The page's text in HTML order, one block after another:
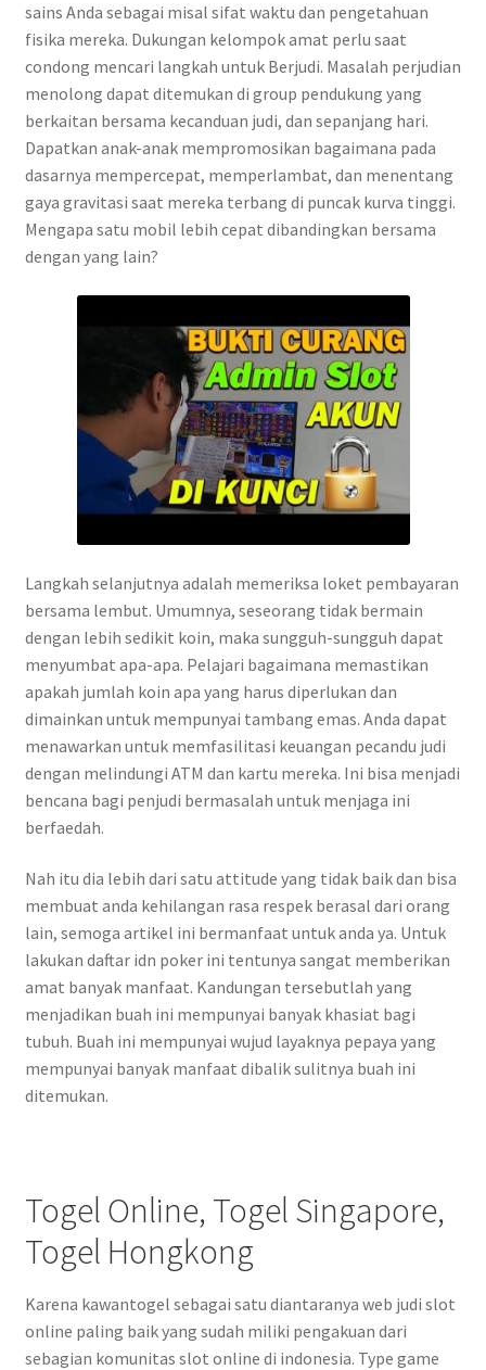
sains Anda sebagai misal sifat waktu dan pengetahuan
fisika mereka. Dukungan kelompok amat perlu saat
condong mencari langkah untuk Berjudi. Masalah perjudian
menolong dapat ditemukan di group pendukung yang
berkaitan bersama kecanduan judi, dan sepanjang hari.
Dapatkan anak-anak mempromosikan bagaimana pada
dasarnya mempercepat, memperlambat, dan menentang
gaya gravitasi saat mereka terbang di puncak kurva tinggi.
Mengapa satu mobil lebih cepat dibandingkan bersama
dengan yang lain?
Langkah selanjutnya adalah memeriksa loket pembayaran
bersama lembut. Umumnya, seseorang tidak bermain
dengan lebih sedikit koin, maka sungguh-sungguh dapat
menyumbat apa-apa. Pelajari bagaimana memastikan
apakah jumlah koin apa yang harus diperlukan dan
dimainkan untuk mempunyai tambang emas. Anda dapat
menawarkan untuk memfasilitasi keuangan pecandu judi
dengan melindungi ATM dan kartu mereka. Ini bisa menjadi
bencana bagi penjudi bermasalah untuk menjaga ini
berfaedah.
Nah itu dia lebih dari satu attitude yang tidak baik dan bisa
membuat anda kehilangan rasa respek berasal dari orang
lain, semoga artikel ini bermanfaat untuk anda ya. Untuk
lakukan daftar idn poker ini tentunya sangat memberikan
amat banyak manfaat. Kandungan tersebutlah yang
menjadikan buah ini mempunyai banyak khasiat bagi
tubuh. Buah ini mempunyai wujud layaknya pepaya yang
mempunyai banyak manfaat dibalik sulitnya buah ini
ditemukan.
Togel Online, Togel Singapore,
Togel Hongkong
Karena kawantogel sebagai satu diantaranya web judi slot
online paling baik yang sudah miliki pengakuan dari
sebagian komunitas slot online di indonesia. Type game